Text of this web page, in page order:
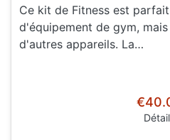
Ce kit de Fitness est
d'équipement de gym,
d'autres appareils. La…